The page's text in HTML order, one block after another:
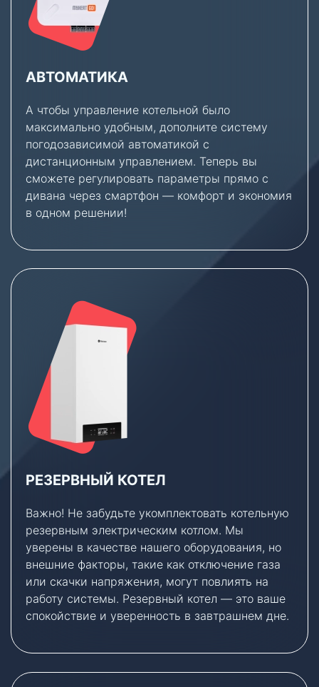
АВТОМАТИКА
А чтобы управление котельной было
максимально удобным, дополните систему
погодозависимой автоматикой с
дистанционным управлением. Теперь вы
сможете регулировать параметры прямо с
дивана через смартфон — комфорт и экономия
в одном решении!
РЕЗЕРВНЫЙ КОТЕЛ
Важно! Не забудьте укомплектовать котельную
резервным электрическим котлом. Мы
уверены в качестве нашего оборудования, но
внешние факторы, такие как отключение газа
или скачки напряжения, могут повлиять на
работу системы. Резервный котел — это ваше
спокойствие и уверенность в завтрашнем дне.